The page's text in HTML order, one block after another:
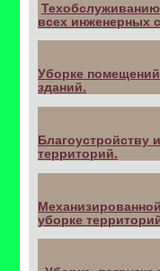
всех инженерных
Уборке
зданий.
Благоустройству
территорий.
уборке